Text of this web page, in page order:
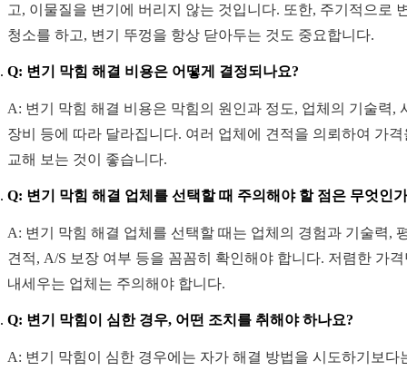
고, 이물질을 변기에 버리지 않는 것입니다. 또한, 주기적으로
청소를 하고, 변기 뚜껑을 항상 닫아두는 것도 중요합니다.
Q: 변기 막힘 해결 비용은 어떻게 결정되나요?
A: 변기 막힘 해결 비용은 막힘의 원인과 정도, 업체의 기술력,
장비 등에 따라 달라집니다. 여러 업체에 견적을 의뢰하여 가격
교해 보는 것이 좋습니다.
Q: 변기 막힘 해결 업체를 선택할 때 주의해야 할 점은 무엇인
A: 변기 막힘 해결 업체를 선택할 때는 업체의 경험과 기술력,
견적, A/S 보장 여부 등을 꼼꼼히 확인해야 합니다. 저렴한 가
내세우는 업체는 주의해야 합니다.
Q: 변기 막힘이 심한 경우, 어떤 조치를 취해야 하나요?
A: 변기 막힘이 심한 경우에는 자가 해결 방법을 시도하기보다